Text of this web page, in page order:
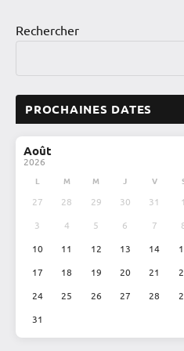
Spectacles
Vérifiés
Zoom
PUBLICATIONS
Rechercher
PROCHAINES DATES
Août
2026
L M M J V
27 28 29 30 31 1
3
4 5 6 7
10
11 12 13 14
17
18 19 20 21
24
25 26 27 28
31